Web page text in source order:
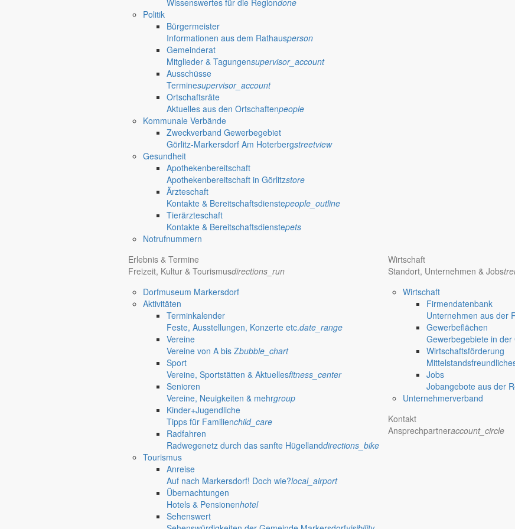
Wissenswertes für die Regiondone
Politik
Bürgermeister
Informationen aus dem Rathausperson
Gemeinderat
Mitglieder & Tagungensupervisor_account
Ausschüsse
Terminesupervisor_account
Ortschaftsräte
Aktuelles aus den Ortschaftenpeople
Kommunale Verbände
Zweckverband Gewerbegebiet
Görlitz-Markersdorf Am Hoterbergstreetview
Gesundheit
Apothekenbereitschaft
Apothekenbereitschaft in Görlitzstore
Ärzteschaft
Kontakte & Bereitschaftsdienstepeople_outline
Tierärzteschaft
Kontakte & Bereitschaftsdienstepets
Notrufnummern
Erlebnis & Termine
Freizeit, Kultur & Tourismusdirections_run
Dorfmuseum Markersdorf
Aktivitäten
Terminkalender
Feste, Ausstellungen, Konzerte etc.date_range
Vereine
Vereine von A bis Zbubble_chart
Sport
Vereine, Sportstätten & Aktuellesfitness_center
Senioren
Vereine, Neuigkeiten & mehrgroup
Kinder+Jugendliche
Tipps für Familienchild_care
Radfahren
Radwegenetz durch das sanfte Hügellanddirections_bike
Tourismus
Anreise
Auf nach Markersdorf! Doch wie?local_airport
Übernachtungen
Hotels & Pensionenhotel
Sehenswert
Wirtschaft
Standort, Unternehmen & Jobs
Wirtschaft
Firmendatenbank
Unternehmen aus der
Gewerbeflächen
Gewerbegebiete in der
Wirtschaftsförderung
Jobs
Jobangebote aus der
Unternehmerverband
Kontakt
Ansprechpartneraccount_circle
Öffnungszeiten RathausGemeindeverwaltung Markersdorf
08:30 – 11:30 Uhr und 14:00 – 18:00 Uhr
08:30 – 11:30 Uhr und 14:00 – 17:00 Uhr
Außerhalb der Öffnungszeiten können Termine vereinbart werden.
E-Mail: sekretariat@gemeinde-markersdorf.de
Aktuelles aus dem Rathaus